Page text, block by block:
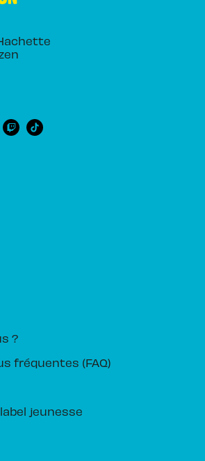
?
fréquentes (FAQ)
jeunesse